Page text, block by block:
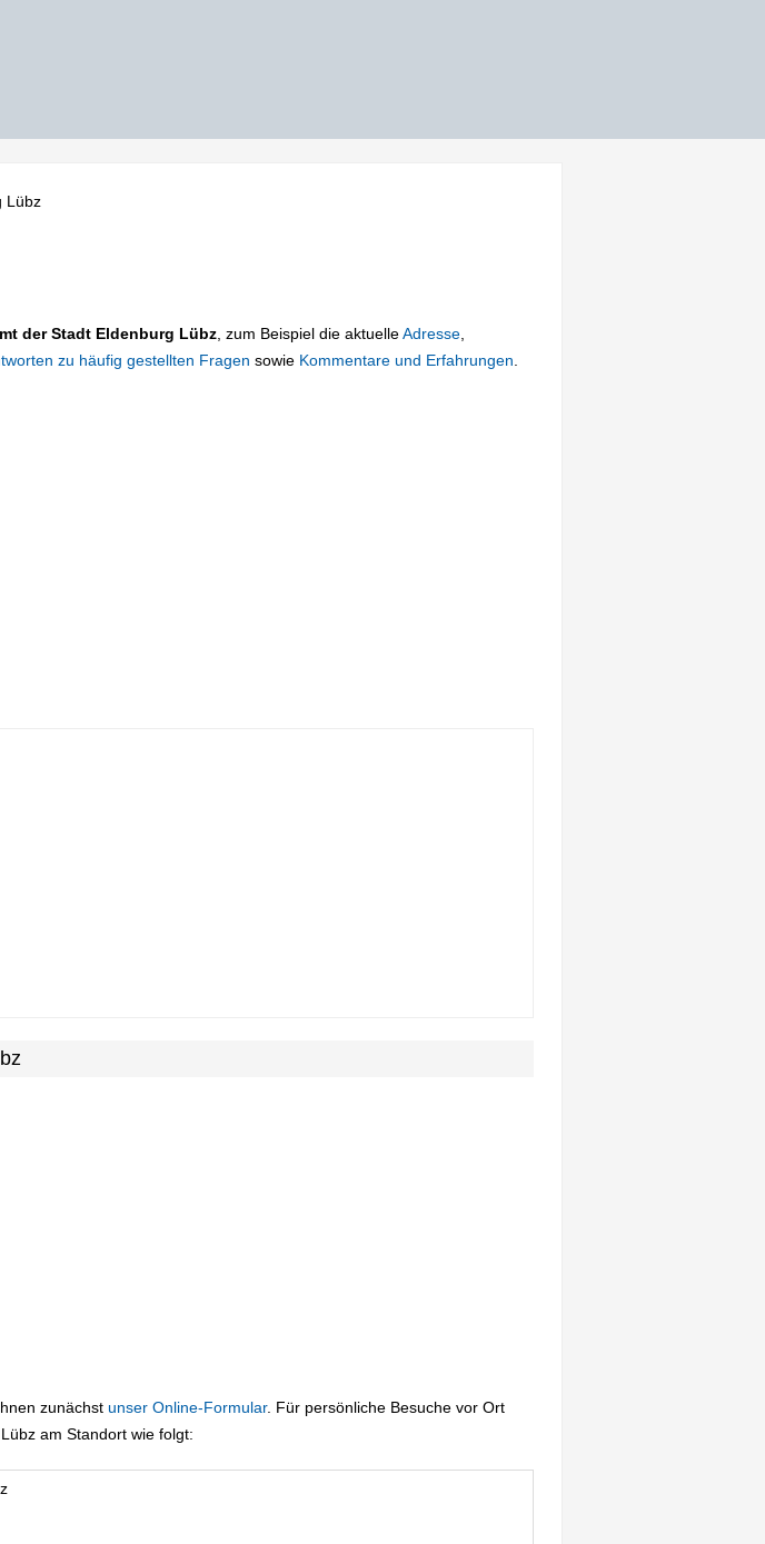
Lübz
der Stadt Eldenburg Lübz , zum Beispiel die aktuelleAdresse
zu häufig gestellten Fragen sowie Kommentare und Erfahrungen
zunächst unser Online-Formular. Für persönliche Besuche vor Ort
am Standort wie folgt: